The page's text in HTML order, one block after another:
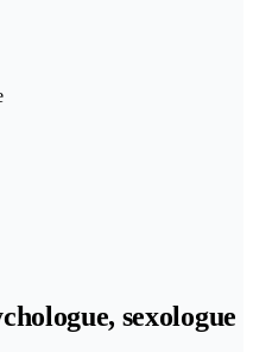
sexologue